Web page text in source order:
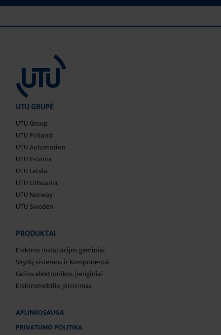
UTU GRUPĖ
UTU Group
UTU Finland
UTU Automation
UTU Estonia
UTU Latvia
UTU Lithuania
UTU Norway
UTU Sweden
PRODUKTAI
Elektros instaliacijos gaminiai
Skydų sistemos ir komponentai
Galios elektronikos įrenginiai
Elektromobilio įkrovimas
APLINKOSAUGA
PRIVATUMO POLITIKA